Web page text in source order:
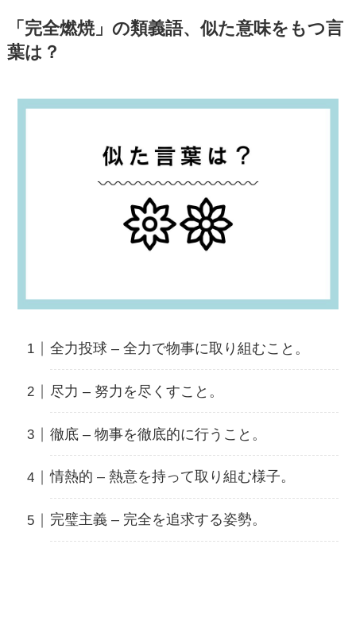
「完全燃焼」の類義語、似た意味をもつ言
葉は？
全力投球 – 全力で物事に取り組むこと。
尽力 – 努力を尽くすこと。
徹底 – 物事を徹底的に行うこと。
情熱的 – 熱意を持って取り組む様子。
完璧主義 – 完全を追求する姿勢。